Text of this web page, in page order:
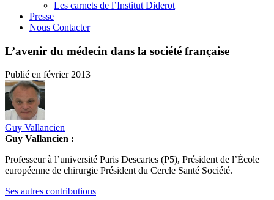
Les carnets de l’Institut Diderot
Presse
Nous Contacter
L’avenir du médecin dans la société française
Publié en février 2013
Guy Vallancien
Guy Vallancien :
Professeur à l’université Paris Descartes (P5), Président de l’École
européenne de chirurgie Président du Cercle Santé Société.
Ses autres contributions